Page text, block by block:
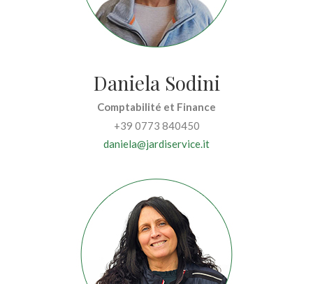
Daniela Sodini
Comptabilité et Finance
+39 0773 840450
daniela@jardiservice.it